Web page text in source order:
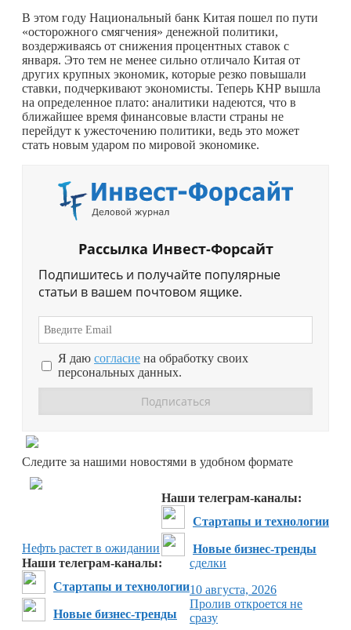
В этом году Национальный банк Китая пошел по пути
«осторожного смягчения» денежной политики,
воздерживаясь от снижения процентных ставок с
января. Это тем не менее сильно отличало Китая от
других крупных экономик, которые резко повышали
ставки, подчеркивают экономисты. Теперь КНР вышла
на определенное плато: аналитики надеются, что в
ближайшее время финансовые власти страны не
перейдут к ужесточению политики, ведь это может
стать новым ударом по мировой экономике.
Рассылка Инвест-Форсайт
Подпишитесь и получайте популярные
статьи в вашем почтовом ящике.
Я даю согласие на обработку своих
персональных данных.
Следите за нашими новостями в удобном формате
Наши телеграм-каналы:
Стартапы и технологии
Новые бизнес-тренды
Наши телеграм-каналы:
Стартапы и технологии
Новые бизнес-тренды
Нефть растет в ожидании
сделки
10 августа, 2026
Пролив откроется не
сразу